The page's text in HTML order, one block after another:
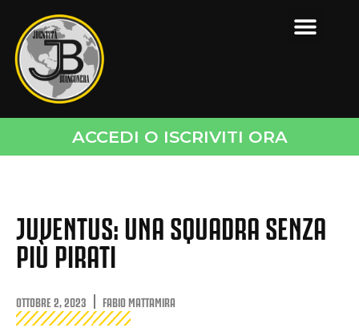
ACCEDI O ISCRIVITI ORA
JUVENTUS: UNA SQUADRA SENZA
PIÙ PIRATI
OTTOBRE 2, 2023 FABIO MATTAMIRA